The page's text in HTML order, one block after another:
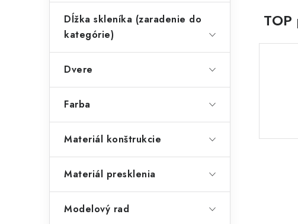
Dĺžka skleníka (zaradenie do
kategórie)
Dvere
Farba
Materiál konštrukcie
Materiál presklenia
Modelový rad